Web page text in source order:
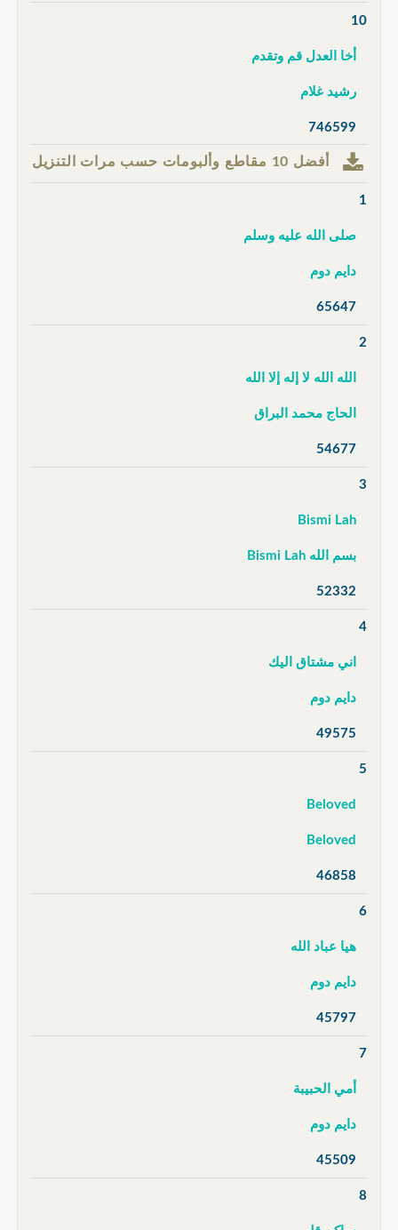
10
أخا العدل قم وتقدم
رشيد غلام
746599
أفضل 10 مقاطع وألبومات حسب مرات التنزيل
1
صلى الله عليه وسلم
دايم دوم
65647
2
الله الله لا إله إلا الله
الحاج محمد البراق
54677
3
Bismi Lah
بسم الله Bismi Lah
52332
4
اني مشتاق اليك
دايم دوم
49575
5
Beloved
Beloved
46858
6
هيا عباد الله
دايم دوم
45797
7
أمي الحبيبة
دايم دوم
45509
8